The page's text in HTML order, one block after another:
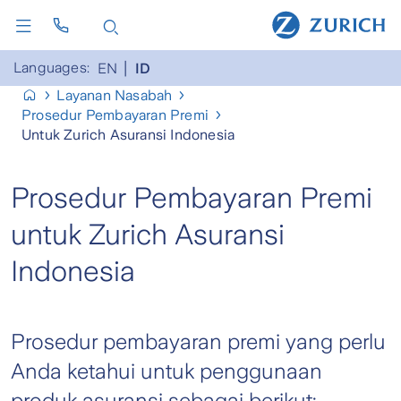
Languages: EN
ID
Layanan Nasabah
Prosedur Pembayaran Premi
Untuk Zurich Asuransi Indonesia
Prosedur Pembayaran Premi
untuk Zurich Asuransi
Indonesia
Prosedur pembayaran premi yang perlu
Anda ketahui untuk penggunaan